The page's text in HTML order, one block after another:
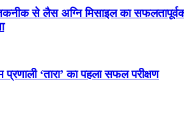
से लैस अग्नि मिसाइल का
प्रणाली ‘तारा’ का पहला सफल परीक्षण